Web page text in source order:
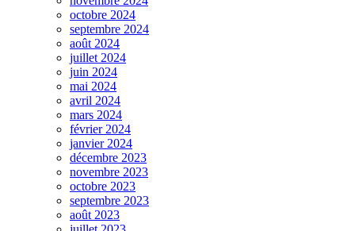
octobre 2024
septembre 2024
août 2024
juillet 2024
juin 2024
mai 2024
avril 2024
mars 2024
février 2024
janvier 2024
décembre 2023
novembre 2023
octobre 2023
septembre 2023
août 2023